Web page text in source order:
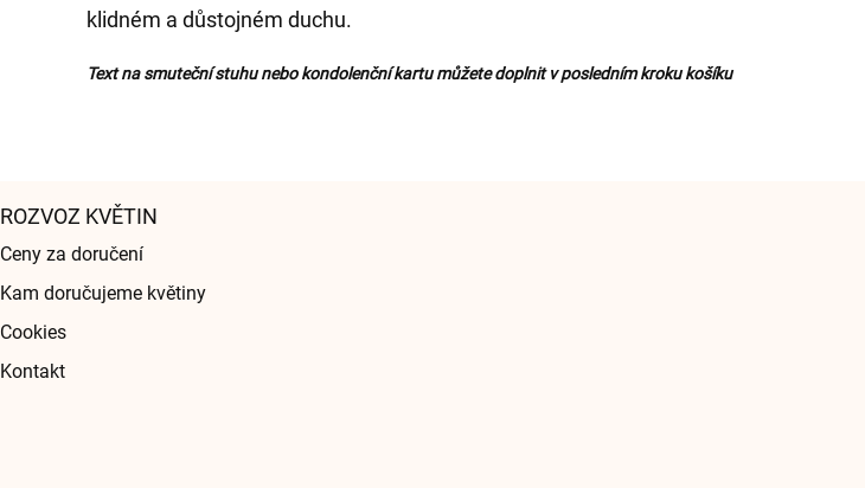
klidném a důstojném duchu.
Text na smuteční stuhu nebo kondolenční kartu můžete doplnit v posledním kroku košíku
ROZVOZ KVĚTIN
Ceny za doručení
Kam doručujeme květiny
Cookies
Kontakt